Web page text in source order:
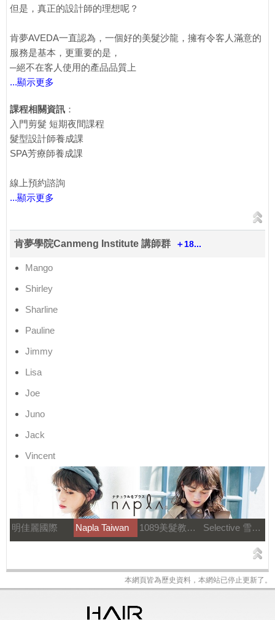
但是，真正的設計師的理想呢？
肯夢AVEDA一直認為，一個好的美髮沙龍，擁有令客人滿意的
服務是基本，更重要的是，
─絕不在客人使用的產品品質上
...顯示更多
課程相關資訊 ：
入門剪髮 短期夜間課程
髮型設計師養成課
SPA芳療師養成課
線上預約諮詢
...顯示更多
肯夢學院Canmeng Institute 講師群 ＋18...
Mango
Shirley
Sharline
Pauline
Jimmy
Lisa
Joe
Juno
Jack
Vincent
明佳麗國際 Napla Taiwan 1089美髮教育團隊 Selective 雪樂媞
本網頁皆為歷史資料，本網站已停止更新了。